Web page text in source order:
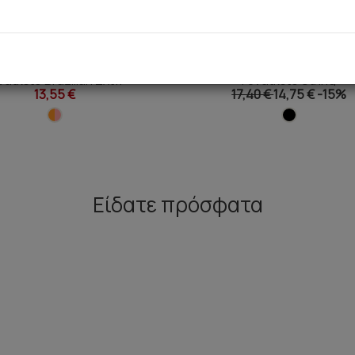
Brazilian Σλιπ
13,55 €
Fimelle Elegance TENCEL™
Γυναικείο String
17,40 €14,75 €-15%
Είδατε πρόσφατα